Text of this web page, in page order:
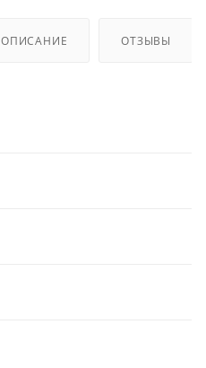
ОПИСАНИЕ ОТЗЫВЫ